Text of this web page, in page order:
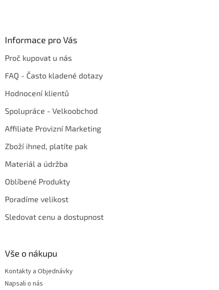
Informace pro Vás
Proč kupovat u nás
FAQ - Často kladené dotazy
Hodnocení klientů
Spolupráce - Velkoobchod
Affiliate Provizní Marketing
Zboží ihned, platíte pak
Materiál a údržba
Oblíbené Produkty
Poradíme velikost
Sledovat cenu a dostupnost
Vše o nákupu
Kontakty a Objednávky
Napsali o nás